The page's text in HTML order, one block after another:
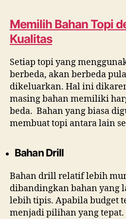
Memilih Bahan Topi
Kualitas
Setiap topi yang
berbeda, akan berbeda
dikeluarkan. Hal ini
masing bahan memiliki
beda. Bahan yang biasa
membuat topi antara lain
Bahan Drill
Bahan drill relatif lebih
dibandingkan bahan yang
lebih tipis. Apabila budget
menjadi pilihan yang tepat.